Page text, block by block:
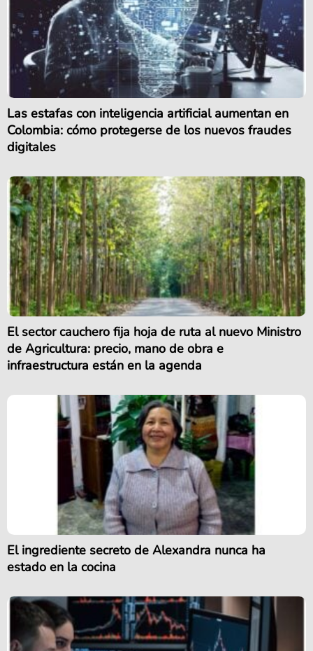
Las estafas con inteligencia artificial aumentan en
Colombia: cómo protegerse de los nuevos fraudes
digitales
El sector cauchero fija hoja de ruta al nuevo Ministro
de Agricultura: precio, mano de obra e
infraestructura están en la agenda
El ingrediente secreto de Alexandra nunca ha
estado en la cocina